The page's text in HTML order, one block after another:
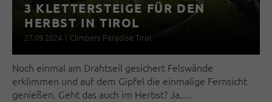
3 KLETTERSTEIGE FÜR DEN
HERBST IN TIROL
27.09.2024 | Climbers Paradise Tirol
Noch einmal am Drahtseil gesichert Felswände
erklimmen und auf dem Gipfel die einmalige Fernsicht
genießen. Geht das auch im Herbst? Ja,…